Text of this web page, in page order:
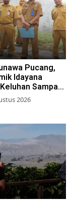
Pucang,
Idayana
Sampah
hingga Bocor
2026